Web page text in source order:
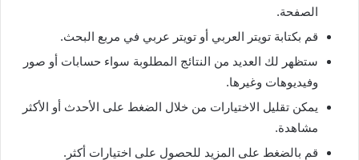
الصفحة.
قم بكتابة تويتر العربي أو تويتر عربي في مربع البحث.
ستظهر لك العديد من النتائج المطلوبة سواء حسابات أو صور
وفيديوهات وغيرها.
يمكن تقليل الاختيارات من خلال الضغط على الأحدث أو الأكثر
مشاهدة.
قم بالضغط على المزيد للحصول على اختيارات أكثر.